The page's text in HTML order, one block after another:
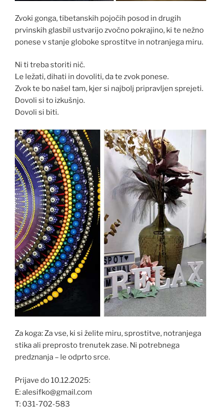
Zvoki gonga, tibetanskih pojočih posod in drugih
prvinskih glasbil ustvarijo zvočno pokrajino, ki te nežno
ponese v stanje globoke sprostitve in notranjega miru.
Ni ti treba storiti nič.
Le ležati, dihati in dovoliti, da te zvok ponese.
Zvok te bo našel tam, kjer si najbolj pripravljen sprejeti.
Dovoli si to izkušnjo.
Dovoli si biti.
Za koga: Za vse, ki si želite miru, sprostitve, notranjega
stika ali preprosto trenutek zase. Ni potrebnega
predznanja – le odprto srce.
Prijave do 10.12.2025:
E: alesifko@gmail.com
T: 031-702-583